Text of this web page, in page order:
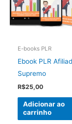
E-books PLR
Ebook PLR
Supremo
R$25,00
Adicionar ao
carrinho